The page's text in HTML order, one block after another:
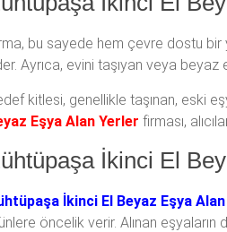
bu sayede hem çevre dostu bir
Ayrıca, evini taşıyan veya
kitlesi, genellikle taşınan, eski
Eşya Alan Yerler firması,
İkinci El
İkinci El Beyaz Eşya
öncelik verir. Alınan eşyaların